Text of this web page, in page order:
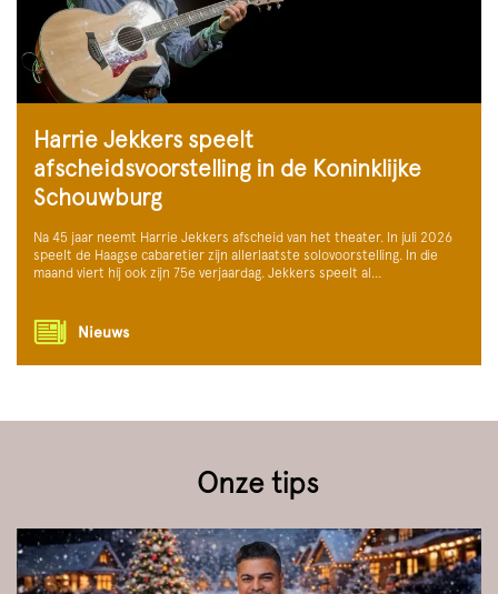
Harrie Jekkers speelt
afscheidsvoorstelling in de Koninklijke
Schouwburg
Na 45 jaar neemt Harrie Jekkers afscheid van het theater. In juli 2026
speelt de Haagse cabaretier zijn allerlaatste solovoorstelling. In die
maand viert hij ook zijn 75e verjaardag. Jekkers speelt al…
Nieuws
Onze tips